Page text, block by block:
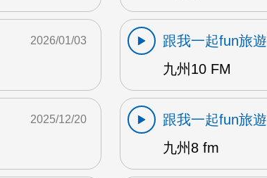
2026/01/03
跟我一起fun旅遊
九州10 FM
2025/12/20
跟我一起fun旅遊
九州8 fm